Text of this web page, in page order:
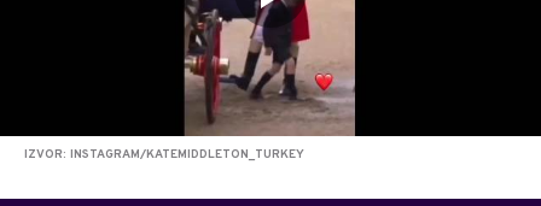
IZVOR: INSTAGRAM/KATEMIDDLETON_TURKEY